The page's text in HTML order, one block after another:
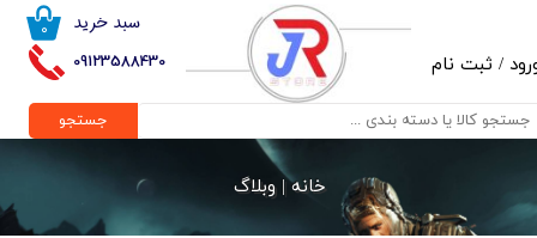
09123588430
۰ سبد خرید
/ ثبت نام
حساب کاربری من
تغییر گذر واژه
خروج از حساب کاربری
جستجو
خانه |وبلاگ